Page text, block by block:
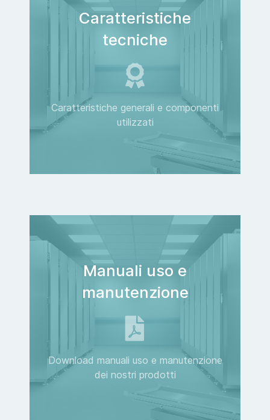
Caratteristiche
tecniche
Caratteristiche generali e componenti
utilizzati
Manuali uso e
manutenzione
Download manuali uso e manutenzione
dei nostri prodotti